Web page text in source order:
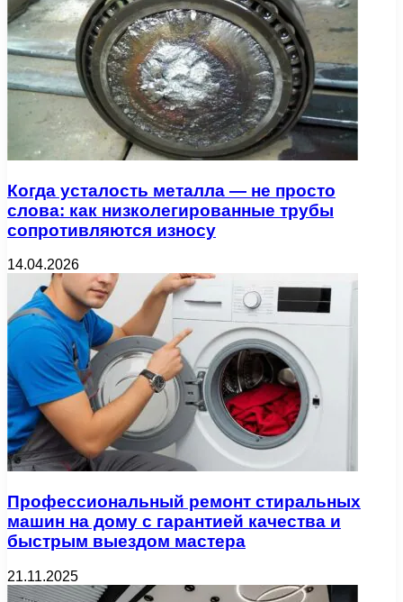
Когда усталость металла — не просто
слова: как низколегированные трубы
сопротивляются износу
14.04.2026
Профессиональный ремонт стиральных
машин на дому с гарантией качества и
быстрым выездом мастера
21.11.2025